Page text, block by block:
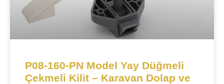
P08-160-PN Model Yay Düğmeli
Çekmeli Kilit – Karavan Dolap ve